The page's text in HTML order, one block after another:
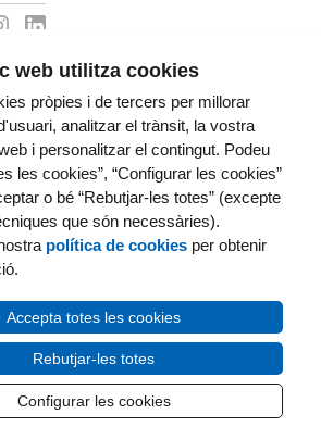
08003
Maps
248 32 54
web utilitza cookies
pròpies i de tercers per millorar
analitzar el trànsit, la vostra
i personalitzar el contingut. Podeu
les cookies”, “Configurar les cookies”
o bé “Rebutjar-les totes” (excepte
que són necessàries).
política de cookies per obtenir
Accepta totes les cookies
Rebutjar-les totes
Configurar les cookies